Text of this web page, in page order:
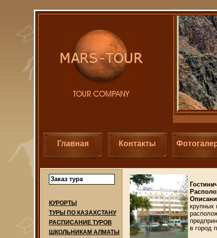
Главная Контакты
Заказ тура
КУРОРТЫ
ТУРЫ ПО КАЗАХСТАНУ
РАСПИСАНИЕ ТУРОВ
ШКОЛЬНИКАМ АЛМАТЫ
крупных
в город